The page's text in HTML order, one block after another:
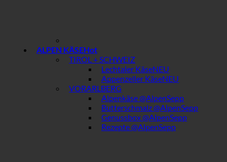
ALPEN KÄSE
TIROL + SCHWEIZ
Lechtaler Käse
Appenzeller Käse
VORARLBERG
Alpenkäse @AlpenSepp
Butterschmalz @AlpenSepp
Genussbox @AlpenSepp
Rezepte @AlpenSepp